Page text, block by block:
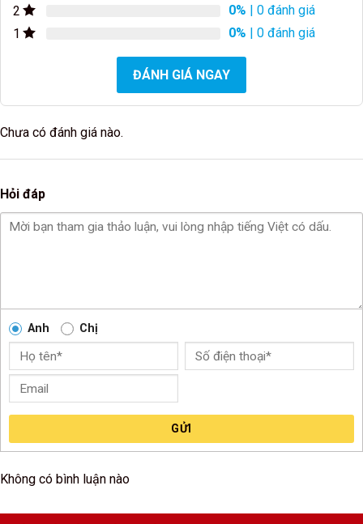
2
0% | 0 đánh giá
1
0% | 0 đánh giá
ĐÁNH GIÁ NGAY
Chưa có đánh giá nào.
Hỏi đáp
Anh Chị
GỬI
Không có bình luận nào